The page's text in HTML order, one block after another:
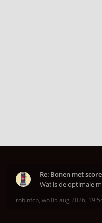
Re: Bonen met score
robinfcb, wo 05 aug 2026,